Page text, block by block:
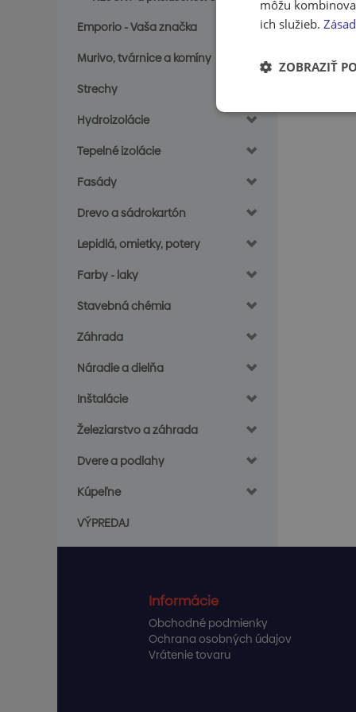
Emporio - Vaša značka
Murivo, tvárnice a komíny
Strechy
Hydroizolácie
Tepelné izolácie
Fasády
Drevo a sádrokartón
Lepidlá, omietky, potery
Farby - laky
Stavebná chémia
Záhrada
Náradie a dielňa
Inštalácie
Železiarstvo a záhrada
Dvere a podlahy
Kúpeľne
VÝPREDAJ
Informácie
Obchodné podmienky
Ochrana osobných údajov
Vrátenie tovaru
môžu
ich služieb.
ZOBRAZIŤ